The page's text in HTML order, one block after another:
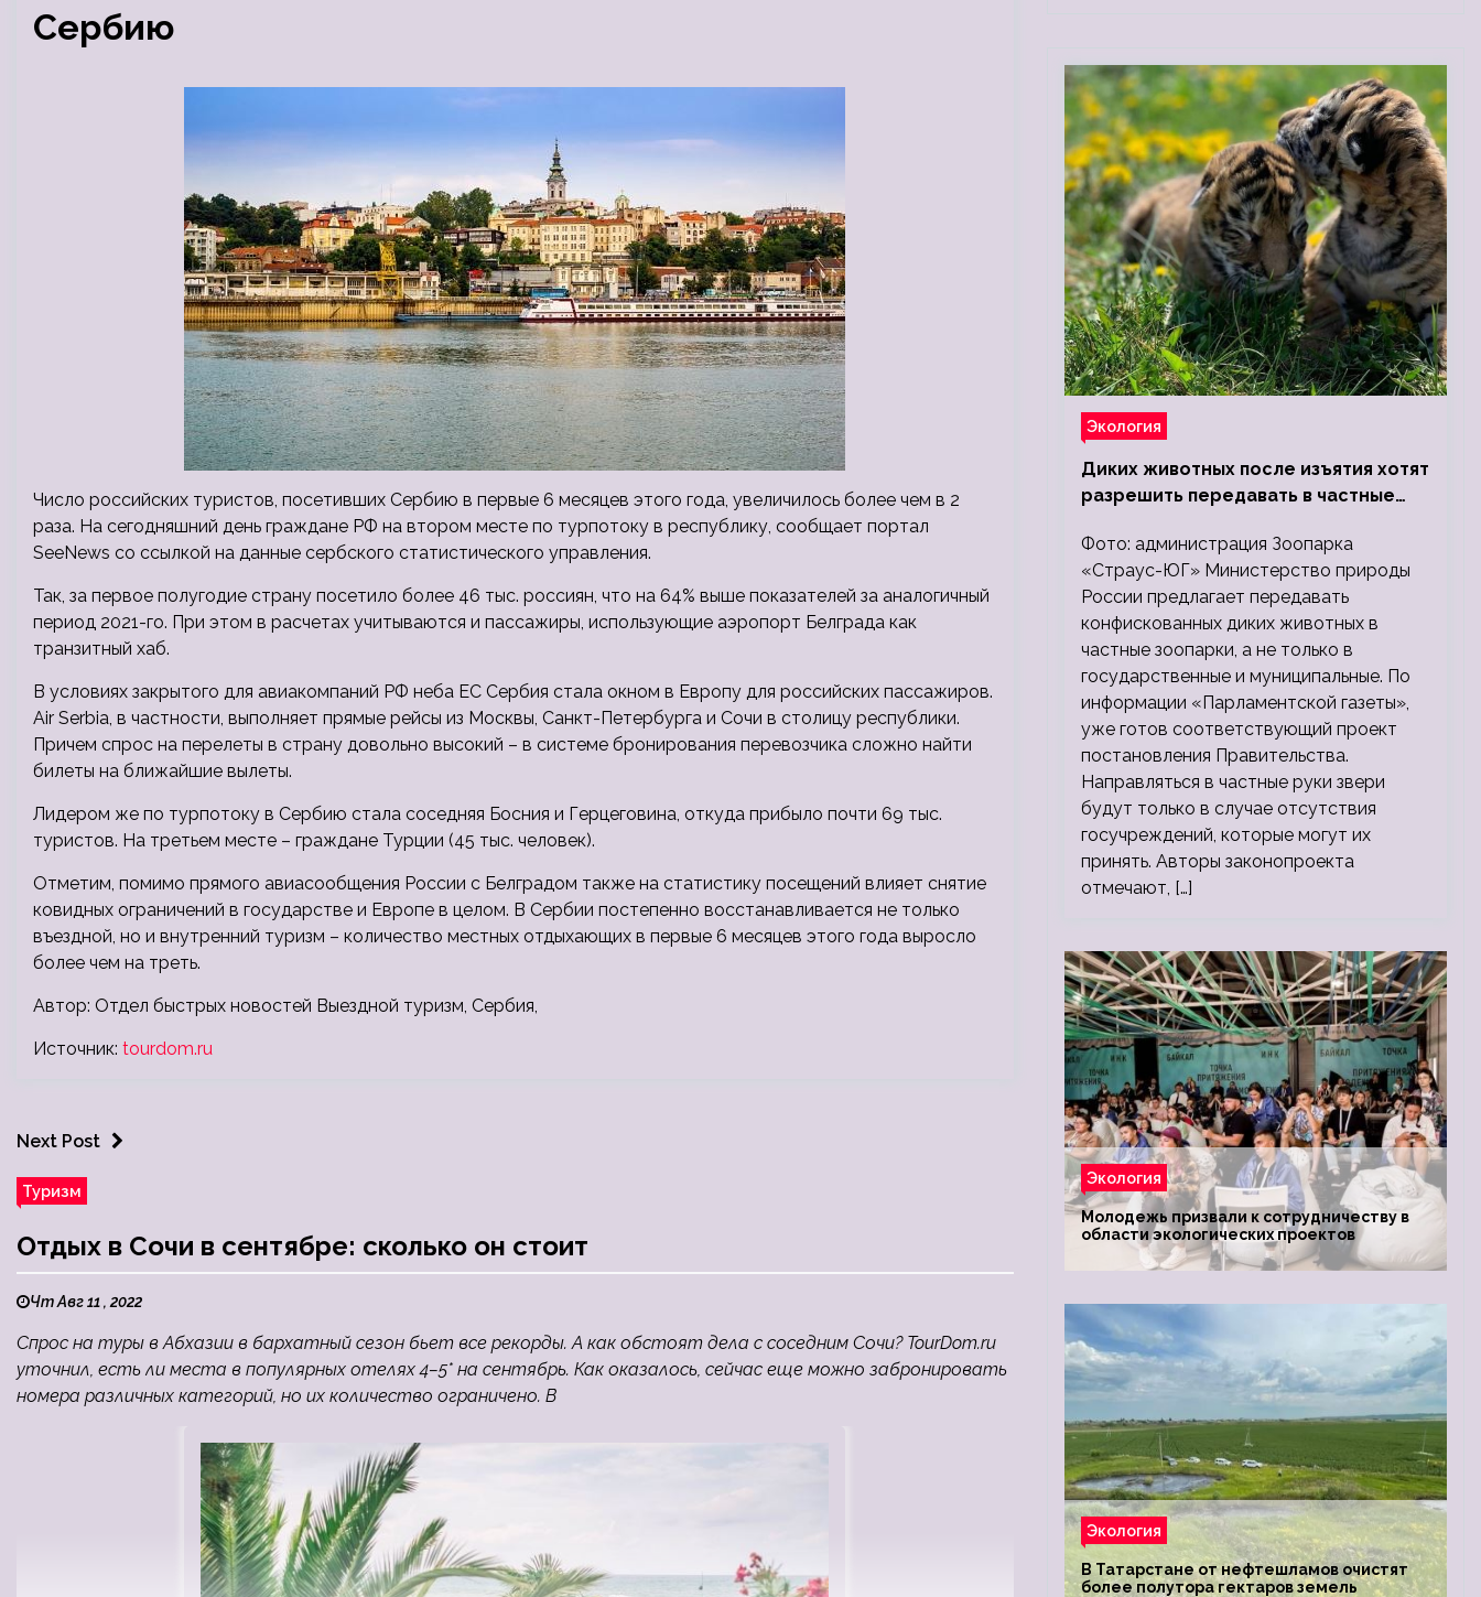
Сербию
Число российских туристов, посетивших Сербию в первые 6 месяцев этого года, увеличилось более чем в 2
раза. На сегодняшний день граждане РФ на втором месте по турпотоку в республику, сообщает портал
SeeNews со ссылкой на данные сербского статистического управления.
Так, за первое полугодие страну посетило более 46 тыс. россиян, что на 64% выше показателей за аналогичный
период 2021-го. При этом в расчетах учитываются и пассажиры, использующие аэропорт Белграда как
транзитный хаб.
В условиях закрытого для авиакомпаний РФ неба ЕС Сербия стала окном в Европу для российских пассажиров.
Air Serbia, в частности, выполняет прямые рейсы из Москвы, Санкт-Петербурга и Сочи в столицу республики.
Причем спрос на перелеты в страну довольно высокий – в системе бронирования перевозчика сложно найти
билеты на ближайшие вылеты.
Лидером же по турпотоку в Сербию стала соседняя Босния и Герцеговина, откуда прибыло почти 69 тыс.
туристов. На третьем месте – граждане Турции (45 тыс. человек).
Отметим, помимо прямого авиасообщения России с Белградом также на статистику посещений влияет снятие
ковидных ограничений в государстве и Европе в целом. В Сербии постепенно восстанавливается не только
въездной, но и внутренний туризм – количество местных отдыхающих в первые 6 месяцев этого года выросло
более чем на треть.
Автор: Отдел быстрых новостей Выездной туризм, Сербия,
Источник: tourdom.ru
Next Post
Туризм
Отдых в Сочи в сентябре: сколько он стоит
Чт Авг 11 , 2022
Спрос на туры в Абхазии в бархатный сезон бьет все рекорды. А как обстоят дела с соседним Сочи? TourDom.ru
уточнил, есть ли места в популярных отелях 4–5* на сентябрь. Как оказалось, сейчас еще можно забронировать
номера различных категорий, но их количество ограничено. В
Экология
Диких животных после изъятия хотят
разрешить передавать в частные
Фото: администрация Зоопарка
«Страус-ЮГ» Министерство природы
России предлагает передавать
конфискованных диких животных в
частные зоопарки, а не только в
государственные и муниципальные. По
информации «Парламентской газеты»,
уже готов соответствующий проект
постановления Правительства.
Направляться в частные руки звери
будут только в случае отсутствия
госучреждений, которые могут их
принять. Авторы законопроекта
отмечают, […]
Экология
Молодежь призвали к сотрудничеству в
области экологических проектов
Экология
В Татарстане от нефтешламов очистят
более полутора гектаров земель